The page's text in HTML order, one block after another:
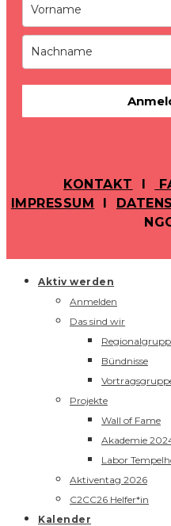
KONTAKT I
IMPRESSUM I
Aktiv werden
Anmelden
Das sind wir
Bündnisse
Projekte
Wall of Fame
Akademie
Labor
Aktiventag 2026
C2CC26 Helfer*in
Kalender